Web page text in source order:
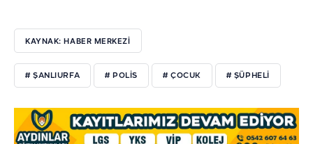
KAYNAK: HABER MERKEZİ
# ŞANLIURFA # POLIS # ÇOCUK # ŞÜPHELI